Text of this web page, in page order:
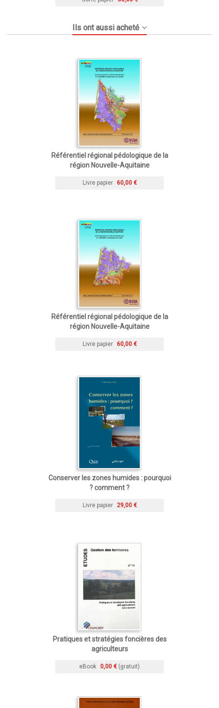
Ils ont aussi acheté
Référentiel régional pédologique de la
région Nouvelle-Aquitaine
Livre papier 60,00 €
Référentiel régional pédologique de la
région Nouvelle-Aquitaine
Livre papier 60,00 €
Conserver les zones humides : pourquoi
? comment ?
Livre papier 29,00 €
Pratiques et stratégies foncières des
agriculteurs
eBook 0,00 € (gratuit)